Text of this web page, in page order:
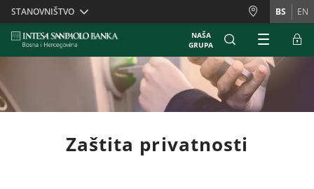
Skiplinks
STANOVNIŠTVO BS EN
NAŠA
GRUPA
Zaštita privatnosti